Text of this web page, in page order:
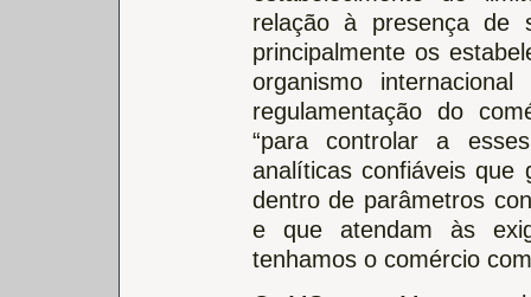
relação à presença de
principalmente os
organismo
regulamentação do
“para controlar a
analíticas confiáveis que
dentro de parâmetros
e que atendam às
tenhamos o comércio